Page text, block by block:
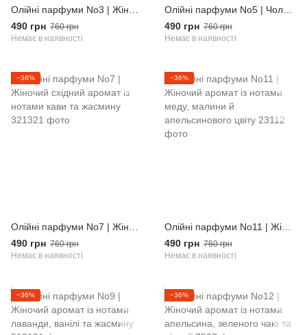
490 грн 760 грн
Немає в наявності
490 грн 760 грн
Немає в наявності
−36%
490 грн 760 грн
Немає в наявності
−36%
490 грн 760 грн
Немає в наявності
−36% −36%